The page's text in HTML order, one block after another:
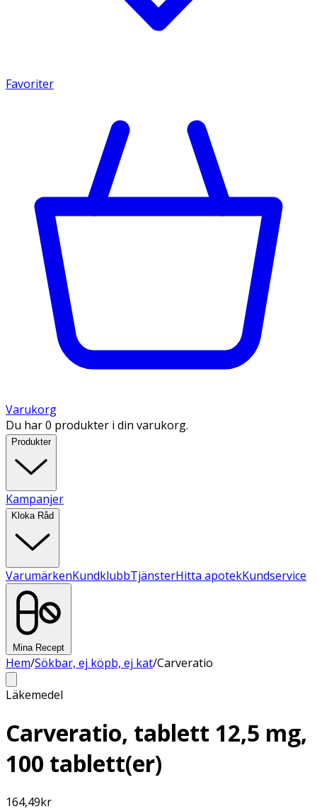
Favoriter
Varukorg
Du har 0 produkter i din varukorg.
Produkter
Kampanjer
Kloka Råd
VarumärkenKundklubbTjänsterHitta apotekKundservice
Mina Recept
Hem/Sökbar, ej köpb, ej kat/Carveratio
Läkemedel
Carveratio, tablett 12,5 mg,
100 tablett(er)
164,49kr